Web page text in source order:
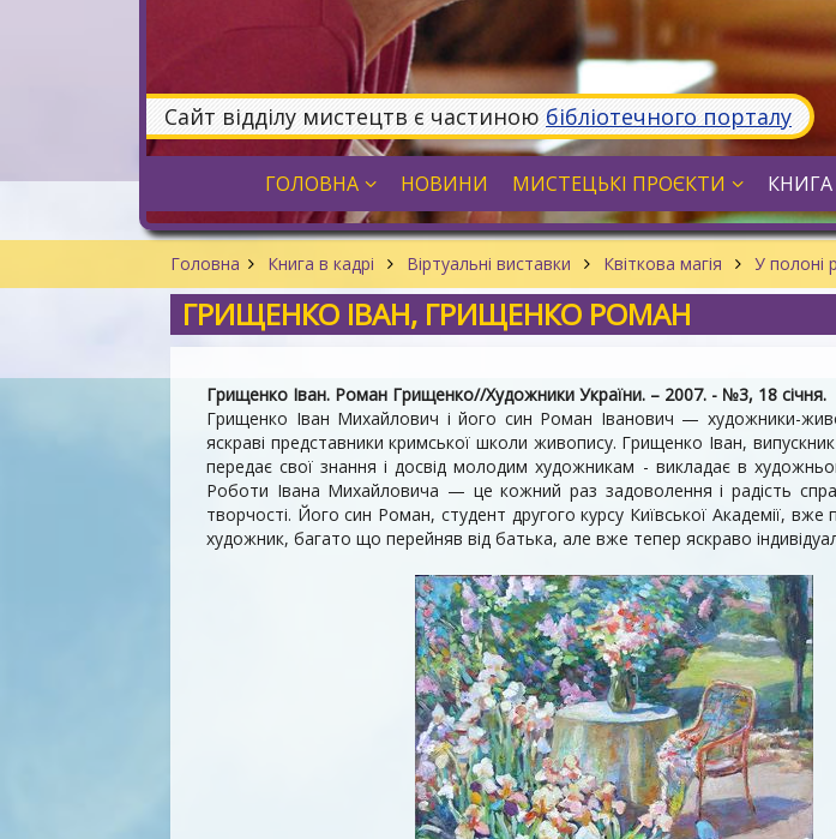
Сайт відділу мистецтв є частиною бібліотечного порталу
ГОЛОВНА НОВИНИ МИСТЕЦЬКІ ПРОЄКТИ КНИГА
Головна Книга в кадрі Віртуальні виставки Квіткова магія У полоні
ГРИЩЕНКО ІВАН, ГРИЩЕНКО РОМАН
Грищенко Іван. Роман Грищенко//Художники України. – 2007. - №3, 18 січня.
Грищенко Іван Михайлович і його син Роман Іванович — художники-
яскраві представники кримської школи живопису. Грищенко Іван, випускник
передає свої знання і досвід молодим художникам - викладає в
Роботи Івана Михайловича — це кожний раз задоволення і радість
творчості. Його син Роман, студент другого курсу Київської Академії,
художник, багато що перейняв від батька, але вже тепер яскраво